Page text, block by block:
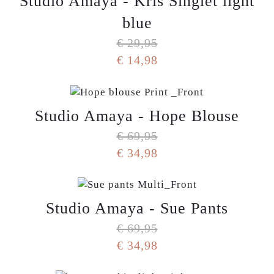
blue
€ 29,95
€ 14,98
Studio Amaya - Hope Blouse
€ 69,95
€ 34,98
Studio Amaya - Sue Pants
€ 69,95
€ 34,98